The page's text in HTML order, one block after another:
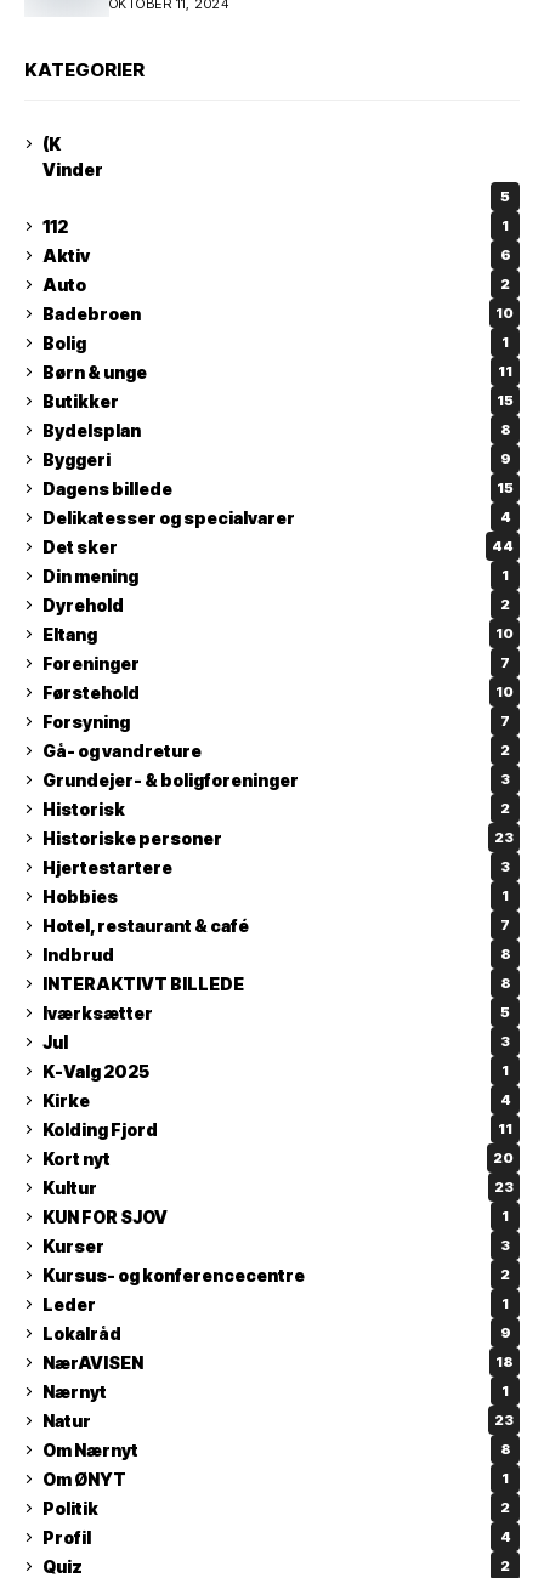
kunstnerpar repræsenteres på stor
KATEGORIER
(K
Vinder
5
112 1
Aktiv 6
Auto 2
Badebroen 10
Bolig 1
Børn & unge 11
Butikker 15
Bydelsplan 8
Byggeri 9
Dagens billede 15
Delikatesser og specialvarer 4
Det sker 44
Din mening 1
Dyrehold 2
Eltang 10
Foreninger 7
Førstehold 10
Forsyning 7
Gå- og vandreture 2
Grundejer- & boligforeninger 3
Historisk 2
Historiske personer 23
Hjertestartere 3
Hobbies 1
Hotel, restaurant & café 7
Indbrud 8
INTERAKTIVT BILLEDE 8
Iværksætter 5
Jul 3
K-Valg 2025 1
Kirke 4
Kolding Fjord 11
Kort nyt 20
Kultur 23
KUN FOR SJOV 1
Kurser 3
Kursus- og konferencecentre 2
Leder 1
Lokalråd 9
NærAVISEN 18
Nærnyt 1
Natur 23
Om Nærnyt 8
Om ØNYT 1
Politik 2
Profil 4
Quiz 2